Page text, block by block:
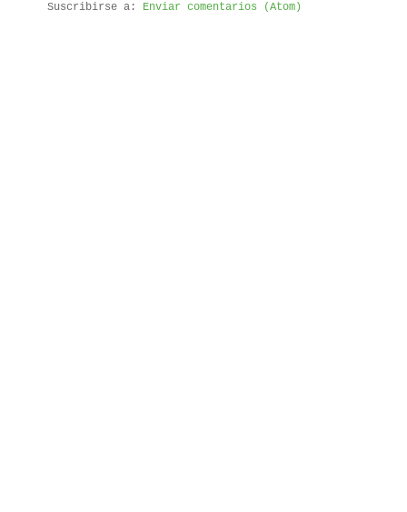
Suscribirse a: Enviar comentarios (Atom)